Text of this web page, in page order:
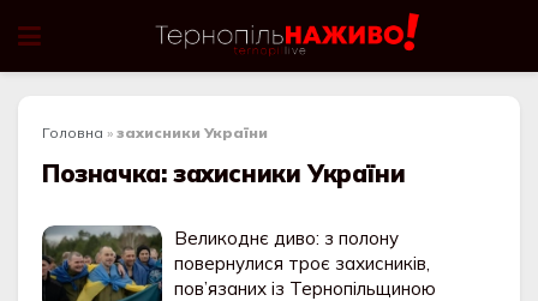
Головна » захисники України
Позначка: захисники України
Великоднє диво: з полону
повернулися троє захисників,
пов’язаних із Тернопільщиною